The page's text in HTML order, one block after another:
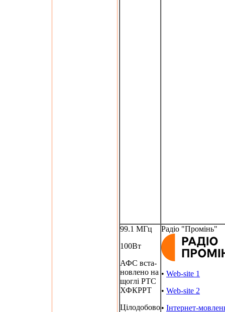
99.1 МГц
100Вт
АФС вста-
новлено на
щоглі РТС
ХФКРРТ
Цілодобово
Радіо "Промінь"
• Web-site 1
• Web-site 2
• Інтернет-